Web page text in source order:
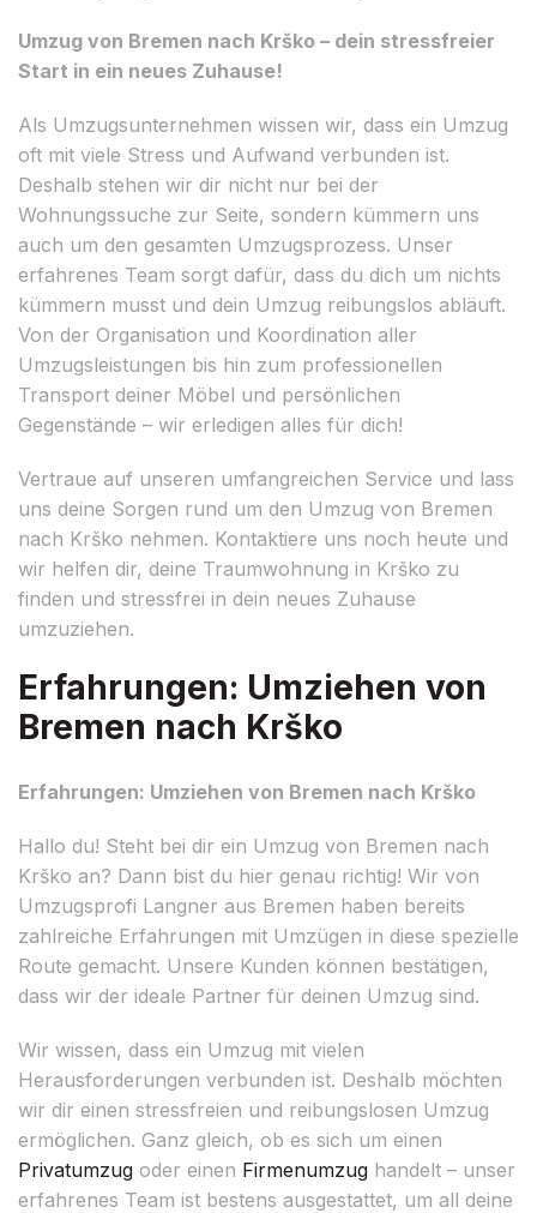
Umzug von Bremen nach Krško – dein stressfreier
Start in ein neues Zuhause!
Als Umzugsunternehmen wissen wir, dass ein Umzug
oft mit viele Stress und Aufwand verbunden ist.
Deshalb stehen wir dir nicht nur bei der
Wohnungssuche zur Seite, sondern kümmern uns
auch um den gesamten Umzugsprozess. Unser
erfahrenes Team sorgt dafür, dass du dich um nichts
kümmern musst und dein Umzug reibungslos abläuft.
Von der Organisation und Koordination aller
Umzugsleistungen bis hin zum professionellen
Transport deiner Möbel und persönlichen
Gegenstände – wir erledigen alles für dich!
Vertraue auf unseren umfangreichen Service und lass
uns deine Sorgen rund um den Umzug von Bremen
nach Krško nehmen. Kontaktiere uns noch heute und
wir helfen dir, deine Traumwohnung in Krško zu
finden und stressfrei in dein neues Zuhause
umzuziehen.
Erfahrungen: Umziehen von
Bremen nach Krško
Erfahrungen: Umziehen von Bremen nach Krško
Hallo du! Steht bei dir ein Umzug von Bremen nach
Krško an? Dann bist du hier genau richtig! Wir von
Umzugsprofi Langner aus Bremen haben bereits
zahlreiche Erfahrungen mit Umzügen in diese spezielle
Route gemacht. Unsere Kunden können bestätigen,
dass wir der ideale Partner für deinen Umzug sind.
Wir wissen, dass ein Umzug mit vielen
Herausforderungen verbunden ist. Deshalb möchten
wir dir einen stressfreien und reibungslosen Umzug
ermöglichen. Ganz gleich, ob es sich um einen
Privatumzug oder einen Firmenumzug handelt – unser
erfahrenes Team ist bestens ausgestattet, um all deine